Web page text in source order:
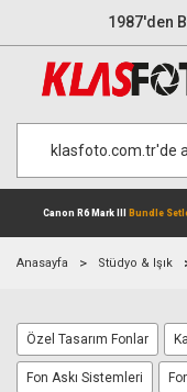
1987'den
Canon R6
Anasayfa Stüdyo & Işık
Özel Tasarım Fonlar
Fon Askı Sistemleri